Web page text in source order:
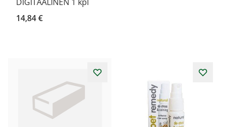
14,84 €